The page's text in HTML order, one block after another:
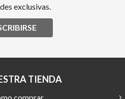
exclusivas.
TIENDA